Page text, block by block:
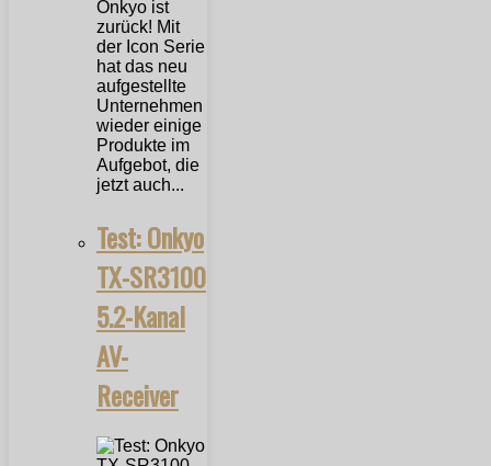
Onkyo ist
zurück! Mit
der Icon Serie
hat das neu
aufgestellte
Unternehmen
wieder einige
Produkte im
Aufgebot, die
jetzt auch...
Test: Onkyo
TX-SR3100
5.2-Kanal
AV-
Receiver